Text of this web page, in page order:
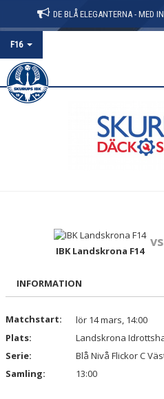
DE BLÅ ELEGANTERNA - MED
F16
HEM
IBK Landskrona F14
vs
INFORMATION
Matchstart:
lör 14 mars, 14:00
Plats:
Landskrona
Serie:
Blå Nivå Flickor C
Samling:
13:00